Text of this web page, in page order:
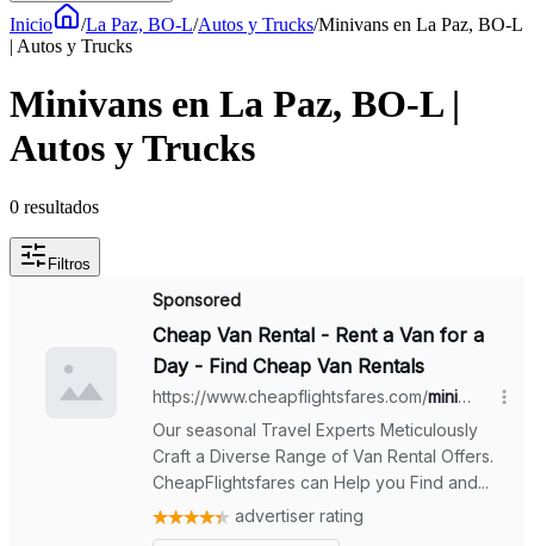
Inicio /La Paz, BO-L/Autos y Trucks/Minivans en La Paz, BO-L
| Autos y Trucks
Minivans en La Paz, BO-L |
Autos y Trucks
0 resultados
Filtros